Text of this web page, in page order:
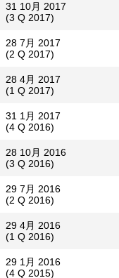
31 10月 2017
(3 Q 2017)
28 7月 2017
(2 Q 2017)
28 4月 2017
(1 Q 2017)
31 1月 2017
(4 Q 2016)
28 10月 2016
(3 Q 2016)
29 7月 2016
(2 Q 2016)
29 4月 2016
(1 Q 2016)
29 1月 2016
(4 Q 2015)